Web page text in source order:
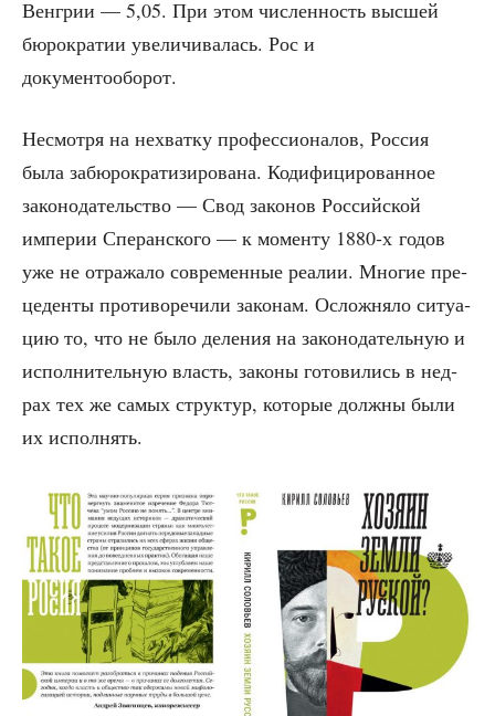
Вен­грии — 5,05. При этом чис­лен­ность выс­шей
бюро­кра­тии уве­ли­чи­ва­лась. Рос и
документооборот.
Несмот­ря на нехват­ку про­фес­си­о­на­лов, Рос­сия
была забю­ро­кра­ти­зи­ро­ва­на. Коди­фи­ци­ро­ван­ное
зако­но­да­тель­ство — Свод зако­нов Рос­сий­ской
импе­рии Спе­ран­ско­го — к момен­ту 1880‑х годов
уже не отра­жа­ло совре­мен­ные реа­лии. Мно­гие пре­
це­ден­ты про­ти­во­ре­чи­ли зако­нам. Ослож­ня­ло ситу­а­
цию то, что не было деле­ния на зако­но­да­тель­ную и
испол­ни­тель­ную власть, зако­ны гото­ви­лись в нед­
рах тех же самых струк­тур, кото­рые долж­ны были
их исполнять.